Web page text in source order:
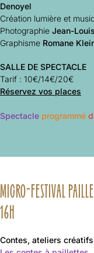
Denoyel
Création lumière et
Photographie Jean-
Graphisme Romane
SALLE DE SPECTACLE
Tarif : 10€/14€/20€
Réservez vos places
Spectacle programmé
MICRO-FESTIVAL
16H
Contes, ateliers